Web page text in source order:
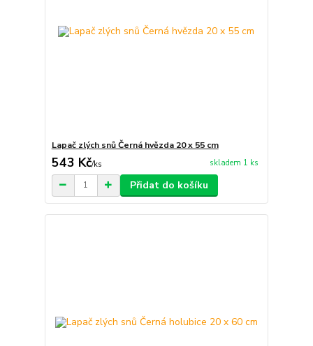
Lapač zlých snů Černá hvězda 20 x 55 cm
543 Kč/ks skladem 1 ks
Přidat do košíku